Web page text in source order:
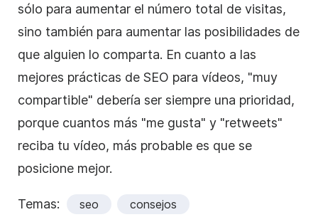
sólo para aumentar el número total de visitas,
sino también para aumentar las posibilidades de
que alguien lo comparta. En cuanto a las
mejores prácticas de SEO para vídeos, "muy
compartible" debería ser siempre una prioridad,
porque cuantos más "me gusta" y "retweets"
reciba tu vídeo, más probable es que se
posicione mejor.
Temas: seo consejos